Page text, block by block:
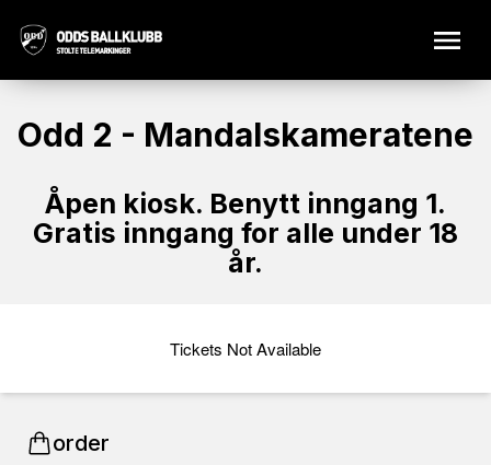
Odd 2 - Mandalskameratene
Åpen kiosk. Benytt inngang 1.
Gratis inngang for alle under 18
år.
Tickets Not Available
order